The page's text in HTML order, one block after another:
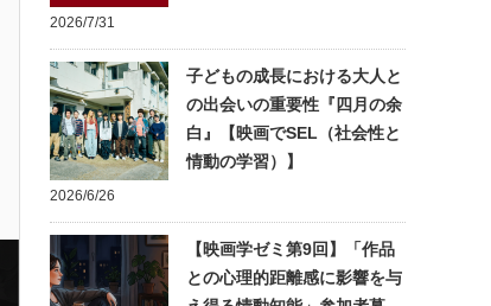
2026/7/31
子どもの成長における大人と
の出会いの重要性『四月の余
白』【映画でSEL（社会性と
情動の学習）】
2026/6/26
【映画学ゼミ第9回】「作品
との心理的距離感に影響を与